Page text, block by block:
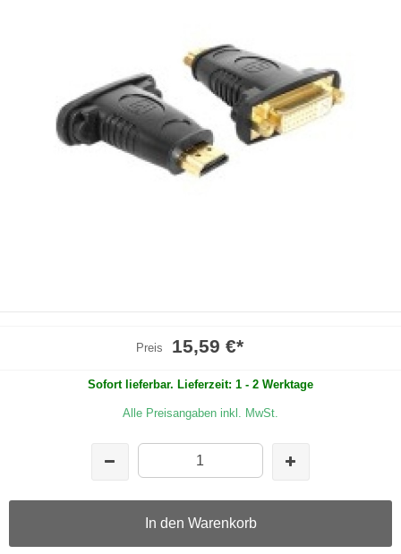
Preis 15,59 €*
Sofort lieferbar. Lieferzeit: 1 - 2 Werktage
Alle Preisangaben inkl. MwSt.
In den Warenkorb